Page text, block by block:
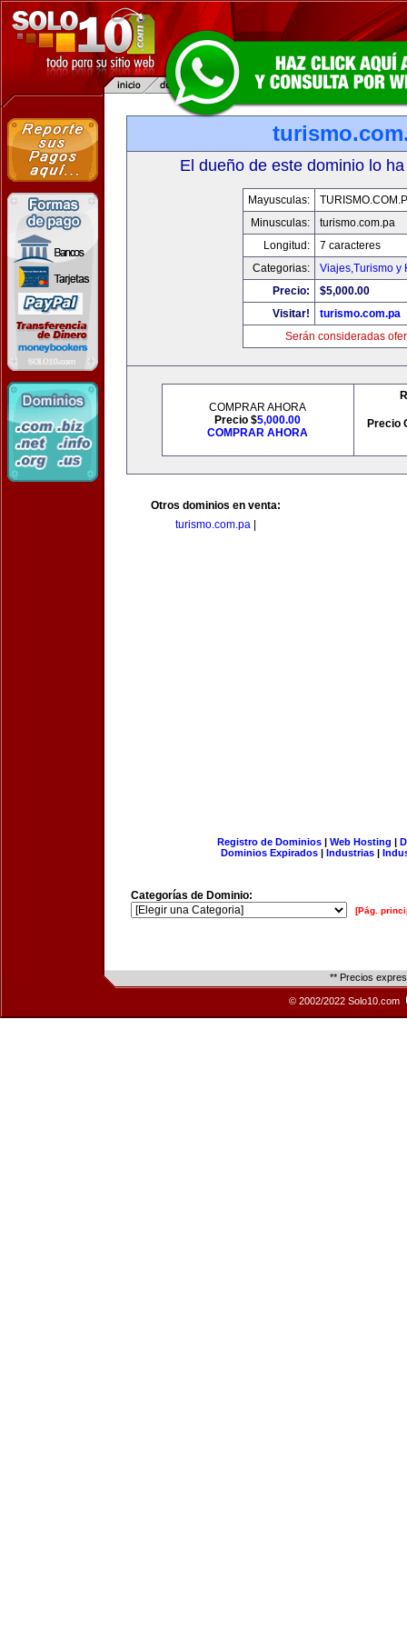
El dueño de este dominio lo
Mayusculas:
Minusculas:
turismo.com.pa
Longitud:
7 caracteres
Categorias:
Viajes,Turismo y
Precio:
$5,000.00
Visitar!
turismo.com.pa
Serán consideradas
COMPRAR AHORA
Precio $5,000.00
COMPRAR AHORA
Precio
Otros dominios en venta:
turismo.com.pa
Registro de Dominios| Web Hosting |
Dominios Expirados | Industrias |
Categorías de Dominio:
[Pág.
** Precios
© 2002/2022 Solo10.com